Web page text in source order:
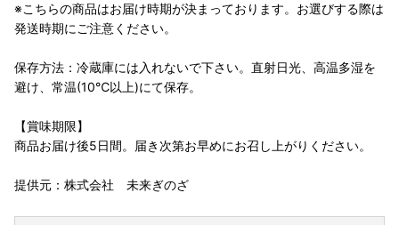
※こちらの商品はお届け時期が決まっております。お選びする際は
発送時期にご注意ください。
保存方法：冷蔵庫には入れないで下さい。直射日光、高温多湿を
避け、常温(10℃以上)にて保存。
【賞味期限】
商品お届け後5日間。届き次第お早めにお召し上がりください。
提供元：株式会社 未来ぎのざ